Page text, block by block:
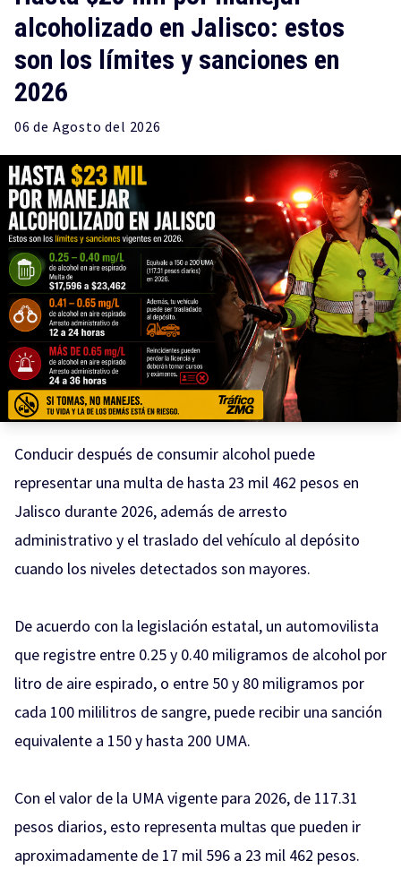
alcoholizado en Jalisco: estos
son los límites y sanciones en
2026
06 de Agosto del 2026
Conducir después de consumir alcohol puede
representar una multa de hasta 23 mil 462 pesos en
Jalisco durante 2026, además de arresto
administrativo y el traslado del vehículo al depósito
cuando los niveles detectados son mayores.
De acuerdo con la legislación estatal, un automovilista
que registre entre 0.25 y 0.40 miligramos de alcohol por
litro de aire espirado, o entre 50 y 80 miligramos por
cada 100 mililitros de sangre, puede recibir una sanción
equivalente a 150 y hasta 200 UMA.
Con el valor de la UMA vigente para 2026, de 117.31
pesos diarios, esto representa multas que pueden ir
aproximadamente de 17 mil 596 a 23 mil 462 pesos.